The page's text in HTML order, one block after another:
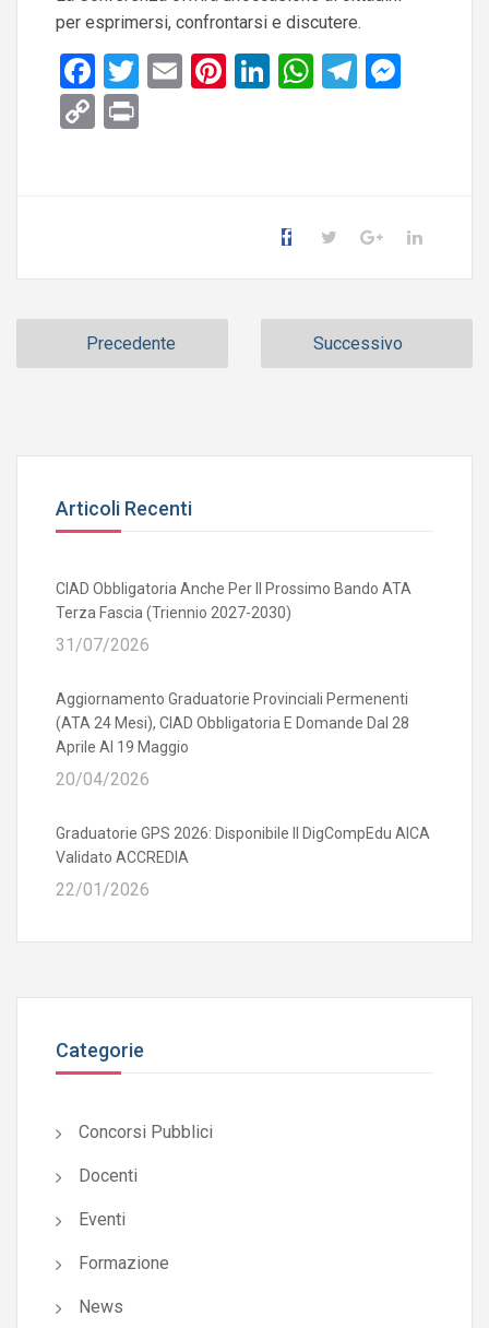
per esprimersi, confrontarsi e discutere.
Facebook
Twitter
EmailPinterest
LinkedIn
WhatsApp
Copy
Precedente Successivo
Articoli Recenti
CIAD Obbligatoria Anche Per Il Prossimo Bando ATA
Terza Fascia (triennio 2027-2030)
31/07/2026
Aggiornamento Graduatorie Provinciali Permenenti
(ATA 24 Mesi), CIAD Obbligatoria E Domande Dal 28
Aprile Al 19 Maggio
20/04/2026
Graduatorie GPS 2026: Disponibile Il DigCompEdu AICA
Validato ACCREDIA
22/01/2026
Categorie
Concorsi Pubblici
Docenti
Eventi
Formazione
News